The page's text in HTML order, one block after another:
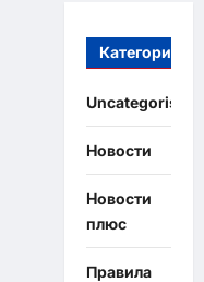
Категории
Uncategorised
Новости
Новости
плюс
Правила